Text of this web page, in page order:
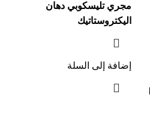
مجري تليسكوبي دهان
اليكتروستاتيك
إضافة إلى السلة